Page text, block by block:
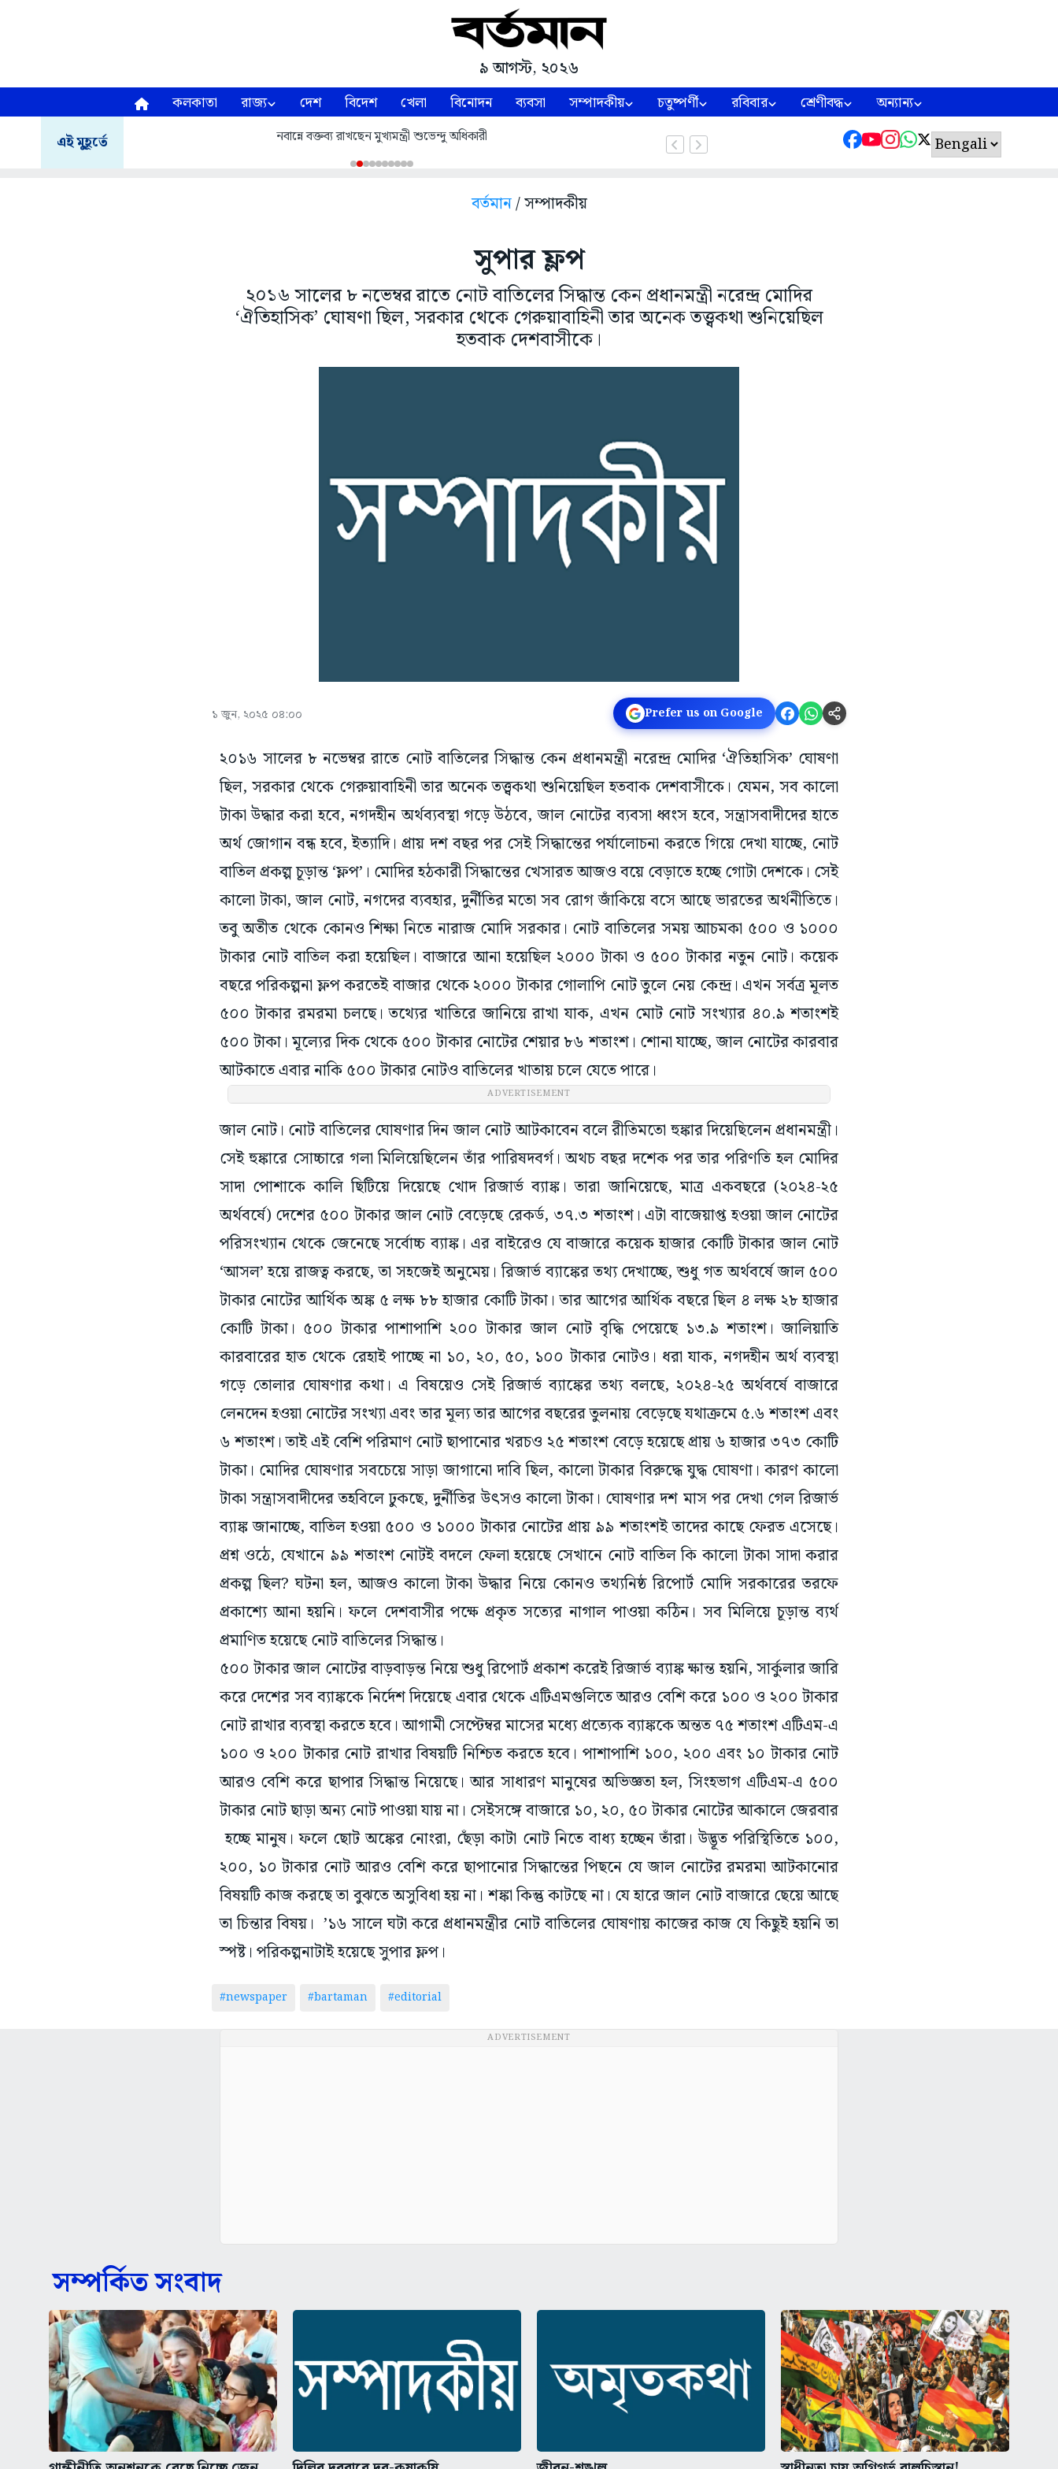
৯ আগস্ট, ২০২৬
কলকাতা রাজ্য দেশ বিদেশ খেলা বিনোদন ব্যবসা সম্পাদকীয় চতুষ্পর্ণী রবিবার শ্রেণীবদ্ধ অন্যান্য
এই মুহূর্তে নবান্নে বক্তব্য রাখছেন মুখ্যমন্ত্রী শুভেন্দু অধিকারী
বর্তমান/ সম্পাদকীয়
সুপার ফ্লপ
২০১৬ সালের ৮ নভেম্বর রাতে নোট বাতিলের সিদ্ধান্ত কেন প্রধানমন্ত্রী নরেন্দ্র মোদির
‘ঐতিহাসিক’ ঘোষণা ছিল, সরকার থেকে গেরুয়াবাহিনী তার অনেক তত্ত্বকথা শুনিয়েছিল
হতবাক দেশবাসীকে।
১ জুন, ২০২৫ ০৪:০০ Prefer us on Google
২০১৬ সালের ৮ নভেম্বর রাতে নোট বাতিলের সিদ্ধান্ত কেন প্রধানমন্ত্রী নরেন্দ্র মোদির ‘ঐতিহাসিক’ ঘোষণা
ছিল, সরকার থেকে গেরুয়াবাহিনী তার অনেক তত্ত্বকথা শুনিয়েছিল হতবাক দেশবাসীকে। যেমন, সব কালো
টাকা উদ্ধার করা হবে, নগদহীন অর্থব্যবস্থা গড়ে উঠবে, জাল নোটের ব্যবসা ধ্বংস হবে, সন্ত্রাসবাদীদের হাতে
অর্থ জোগান বন্ধ হবে, ইত্যাদি। প্রায় দশ বছর পর সেই সিদ্ধান্তের পর্যালোচনা করতে গিয়ে দেখা যাচ্ছে, নোট
বাতিল প্রকল্প চূড়ান্ত ‘ফ্লপ’। মোদির হঠকারী সিদ্ধান্তের খেসারত আজও বয়ে বেড়াতে হচ্ছে গোটা দেশকে। সেই
কালো টাকা, জাল নোট, নগদের ব্যবহার, দুর্নীতির মতো সব রোগ জাঁকিয়ে বসে আছে ভারতের অর্থনীতিতে।
তবু অতীত থেকে কোনও শিক্ষা নিতে নারাজ মোদি সরকার। নোট বাতিলের সময় আচমকা ৫০০ ও ১০০০
টাকার নোট বাতিল করা হয়েছিল। বাজারে আনা হয়েছিল ২০০০ টাকা ও ৫০০ টাকার নতুন নোট। কয়েক
বছরে পরিকল্পনা ফ্লপ করতেই বাজার থেকে ২০০০ টাকার গোলাপি নোট তুলে নেয় কেন্দ্র। এখন সর্বত্র মূলত
৫০০ টাকার রমরমা চলছে। তথ্যের খাতিরে জানিয়ে রাখা যাক, এখন মোট নোট সংখ্যার ৪০.৯ শতাংশই
৫০০ টাকা। মূল্যের দিক থেকে ৫০০ টাকার নোটের শেয়ার ৮৬ শতাংশ। শোনা যাচ্ছে, জাল নোটের কারবার
আটকাতে এবার নাকি ৫০০ টাকার নোটও বাতিলের খাতায় চলে যেতে পারে।
ADVERTISEMENT
জাল নোট। নোট বাতিলের ঘোষণার দিন জাল নোট আটকাবেন বলে রীতিমতো হুঙ্কার দিয়েছিলেন প্রধানমন্ত্রী।
সেই হুঙ্কারে সোচ্চারে গলা মিলিয়েছিলেন তাঁর পারিষদবর্গ। অথচ বছর দশেক পর তার পরিণতি হল মোদির
সাদা পোশাকে কালি ছিটিয়ে দিয়েছে খোদ রিজার্ভ ব্যাঙ্ক। তারা জানিয়েছে, মাত্র একবছরে (২০২৪-২৫
অর্থবর্ষে) দেশের ৫০০ টাকার জাল নোট বেড়েছে রেকর্ড, ৩৭.৩ শতাংশ। এটা বাজেয়াপ্ত হওয়া জাল নোটের
পরিসংখ্যান থেকে জেনেছে সর্বোচ্চ ব্যাঙ্ক। এর বাইরেও যে বাজারে কয়েক হাজার কোটি টাকার জাল নোট
‘আসল’ হয়ে রাজত্ব করছে, তা সহজেই অনুমেয়। রিজার্ভ ব্যাঙ্কের তথ্য দেখাচ্ছে, শুধু গত অর্থবর্ষে জাল ৫০০
টাকার নোটের আর্থিক অঙ্ক ৫ লক্ষ ৮৮ হাজার কোটি টাকা। তার আগের আর্থিক বছরে ছিল ৪ লক্ষ ২৮ হাজার
কোটি টাকা। ৫০০ টাকার পাশাপাশি ২০০ টাকার জাল নোট বৃদ্ধি পেয়েছে ১৩.৯ শতাংশ। জালিয়াতি
কারবারের হাত থেকে রেহাই পাচ্ছে না ১০, ২০, ৫০, ১০০ টাকার নোটও। ধরা যাক, নগদহীন অর্থ ব্যবস্থা
গড়ে তোলার ঘোষণার কথা। এ বিষয়েও সেই রিজার্ভ ব্যাঙ্কের তথ্য বলছে, ২০২৪-২৫ অর্থবর্ষে বাজারে
লেনদেন হওয়া নোটের সংখ্যা এবং তার মূল্য তার আগের বছরের তুলনায় বেড়েছে যথাক্রমে ৫.৬ শতাংশ এবং
৬ শতাংশ। তাই এই বেশি পরিমাণ নোট ছাপানোর খরচও ২৫ শতাংশ বেড়ে হয়েছে প্রায় ৬ হাজার ৩৭৩ কোটি
টাকা। মোদির ঘোষণার সবচেয়ে সাড়া জাগানো দাবি ছিল, কালো টাকার বিরুদ্ধে যুদ্ধ ঘোষণা। কারণ কালো
টাকা সন্ত্রাসবাদীদের তহবিলে ঢুকছে, দুর্নীতির উৎসও কালো টাকা। ঘোষণার দশ মাস পর দেখা গেল রিজার্ভ
ব্যাঙ্ক জানাচ্ছে, বাতিল হওয়া ৫০০ ও ১০০০ টাকার নোটের প্রায় ৯৯ শতাংশই তাদের কাছে ফেরত এসেছে।
প্রশ্ন ওঠে, যেখানে ৯৯ শতাংশ নোটই বদলে ফেলা হয়েছে সেখানে নোট বাতিল কি কালো টাকা সাদা করার
প্রকল্প ছিল? ঘটনা হল, আজও কালো টাকা উদ্ধার নিয়ে কোনও তথ্যনিষ্ঠ রিপোর্ট মোদি সরকারের তরফে
প্রকাশ্যে আনা হয়নি। ফলে দেশবাসীর পক্ষে প্রকৃত সত্যের নাগাল পাওয়া কঠিন। সব মিলিয়ে চূড়ান্ত ব্যর্থ
প্রমাণিত হয়েছে নোট বাতিলের সিদ্ধান্ত।
৫০০ টাকার জাল নোটের বাড়বাড়ন্ত নিয়ে শুধু রিপোর্ট প্রকাশ করেই রিজার্ভ ব্যাঙ্ক ক্ষান্ত হয়নি, সার্কুলার জারি
করে দেশের সব ব্যাঙ্ককে নির্দেশ দিয়েছে এবার থেকে এটিএমগুলিতে আরও বেশি করে ১০০ ও ২০০ টাকার
নোট রাখার ব্যবস্থা করতে হবে। আগামী সেপ্টেম্বর মাসের মধ্যে প্রত্যেক ব্যাঙ্ককে অন্তত ৭৫ শতাংশ এটিএম-এ
১০০ ও ২০০ টাকার নোট রাখার বিষয়টি নিশ্চিত করতে হবে। পাশাপাশি ১০০, ২০০ এবং ১০ টাকার নোট
আরও বেশি করে ছাপার সিদ্ধান্ত নিয়েছে। আর সাধারণ মানুষের অভিজ্ঞতা হল, সিংহভাগ এটিএম-এ ৫০০
টাকার নোট ছাড়া অন্য নোট পাওয়া যায় না। সেইসঙ্গে বাজারে ১০, ২০, ৫০ টাকার নোটের আকালে জেরবার
হচ্ছে মানুষ। ফলে ছোট অঙ্কের নোংরা, ছেঁড়া কাটা নোট নিতে বাধ্য হচ্ছেন তাঁরা। উদ্ভূত পরিস্থিতিতে ১০০,
২০০, ১০ টাকার নোট আরও বেশি করে ছাপানোর সিদ্ধান্তের পিছনে যে জাল নোটের রমরমা আটকানোর
বিষয়টি কাজ করছে তা বুঝতে অসুবিধা হয় না। শঙ্কা কিন্তু কাটছে না। যে হারে জাল নোট বাজারে ছেয়ে আছে
তা চিন্তার বিষয়। ’১৬ সালে ঘটা করে প্রধানমন্ত্রীর নোট বাতিলের ঘোষণায় কাজের কাজ যে কিছুই হয়নি তা
স্পষ্ট। পরিকল্পনাটাই হয়েছে সুপার ফ্লপ।
#newspaper #bartaman #editorial
ADVERTISEMENT
সম্পর্কিত সংবাদ